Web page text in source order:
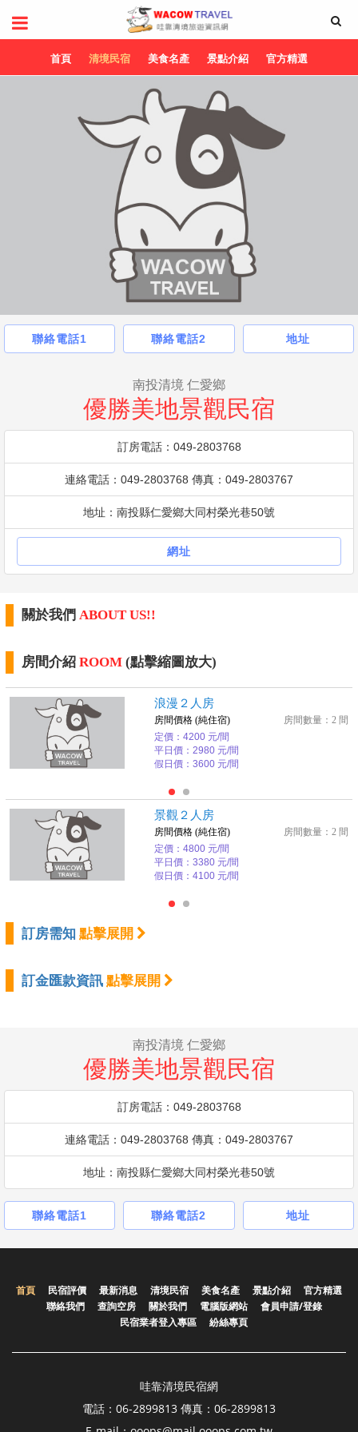
首頁 清境民宿 美食名產 景點介紹 官方精選
聯絡電話1 聯絡電話2 地址
南投清境 仁愛鄉
優勝美地景觀民宿
訂房電話：049-2803768
連絡電話：049-2803768 傳真：049-2803767
地址：南投縣仁愛鄉大同村榮光巷50號
網址
關於我們 ABOUT US!!
房間介紹 ROOM (點擊縮圖放大)
浪漫２人房
房間數量：2 間
房間價格 (純住宿)
定價：4200 元/間
平日價：2980 元/間
假日價：3600 元/間
景觀２人房
房間數量：2 間
房間價格 (純住宿)
定價：4800 元/間
平日價：3380 元/間
假日價：4100 元/間
訂房需知 點擊展開
訂金匯款資訊 點擊展開
南投清境 仁愛鄉
優勝美地景觀民宿
訂房電話：049-2803768
連絡電話：049-2803768 傳真：049-2803767
地址：南投縣仁愛鄉大同村榮光巷50號
聯絡電話1 聯絡電話2 地址
首頁 民宿評價 最新消息 清境民宿 美食名產 景點介紹
官方精選
聯絡我們
查詢空房 關於我們 電腦版網站
會員申請/登錄
民宿業者登入專區
紛絲專頁
哇靠清境民宿網
電話：06-2899813 傳真：06-2899813